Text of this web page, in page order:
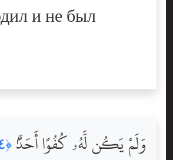
и не был
وَلَمْ يَكُن لَّهُۥ كُفُوًا أَحَدٌۢ ﴿٤﴾